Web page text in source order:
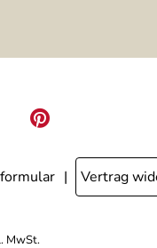
Vertrag
MwSt.